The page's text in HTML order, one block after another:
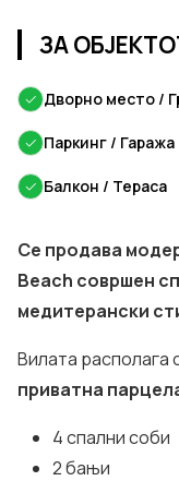
ЗА
✓ Дворно место /
✓ Паркинг / Гаража
✓ Балкон / Тераса
Се продава
Beach совршен
медитерански
Вилата располага
приватна
4 спални соби
2 бањи